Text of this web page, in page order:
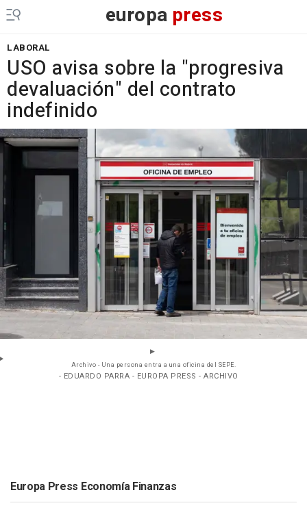
europa press
LABORAL
USO avisa sobre la "progresiva
devaluación" del contrato
indefinido
Archivo - Una persona entra a una oficina del SEPE.
- EDUARDO PARRA - EUROPA PRESS - ARCHIVO
Europa Press Economía Finanzas